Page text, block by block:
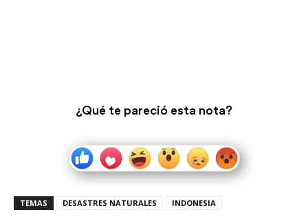
¿Qué te pareció esta nota?
TEMAS DESASTRES NATURALES INDONESIA